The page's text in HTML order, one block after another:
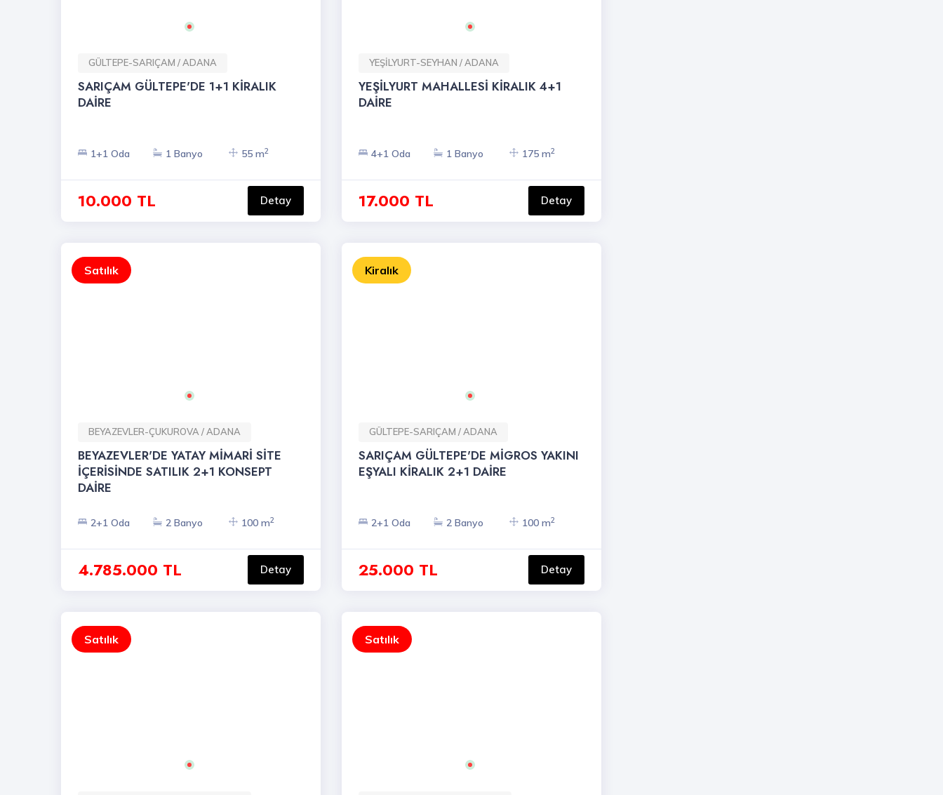
GÜLTEPE-SARIÇAM / ADANA
SARIÇAM GÜLTEPE'DE 1+1 KİRALIK
DAİRE
1+1 Oda 1 Banyo 55 m2
10.000 TL Detay
YEŞİLYURT-SEYHAN / ADANA
YEŞİLYURT MAHALLESİ KİRALIK 4+1
DAİRE
4+1 Oda 1 Banyo 175 m2
17.000 TL Detay
Satılık
BEYAZEVLER-ÇUKUROVA / ADANA
BEYAZEVLER'DE YATAY MİMARİ SİTE
İÇERİSİNDE SATILIK 2+1 KONSEPT
DAİRE
2+1 Oda 2 Banyo 100 m2
4.785.000 TL Detay
Kiralık
GÜLTEPE-SARIÇAM / ADANA
SARIÇAM GÜLTEPE'DE MİGROS YAKINI
EŞYALI KİRALIK 2+1 DAİRE
2+1 Oda 2 Banyo 100 m2
25.000 TL Detay
Satılık Satılık